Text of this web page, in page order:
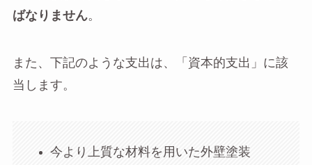
ばなりません。
また、下記のような支出は、「資本的支出」に該
当します。
今より上質な材料を用いた外壁塗装